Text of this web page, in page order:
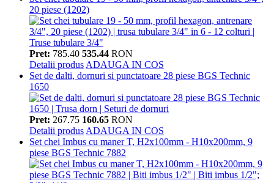
20 piese (1202)
Pret: 785.40 535.44 RON
Detalii produs ADAUGA IN COS
Set de dalti, dornuri si punctatoare 28 piese BGS Technic
1650
Pret: 267.75 160.65 RON
Detalii produs ADAUGA IN COS
Set chei Imbus cu maner T, H2x100mm - H10x200mm, 9
piese BGS Technic 7882